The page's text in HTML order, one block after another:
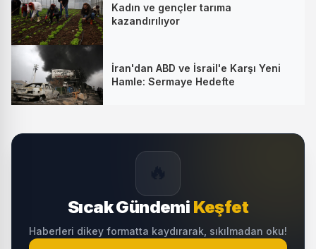
Kadın ve gençler tarıma
kazandırılıyor
İran'dan ABD ve İsrail'e Karşı Yeni
Hamle: Sermaye Hedefte
Sıcak Gündemi Keşfet
Haberleri dikey formatta kaydırarak, sıkılmadan oku!